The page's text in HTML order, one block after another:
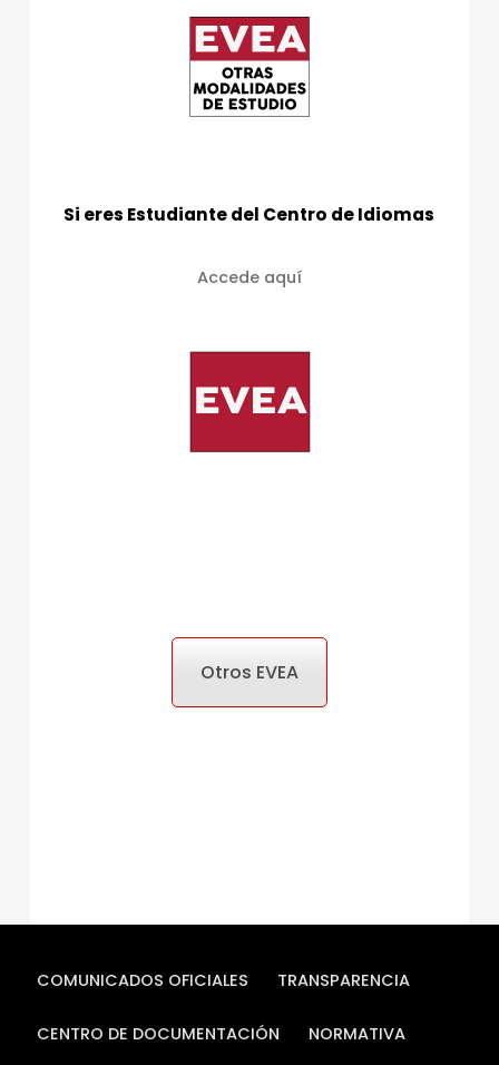
Si eres Estudiante del Centro de Idiomas
Accede aquí
Otros EVEA
COMUNICADOS OFICIALES TRANSPARENCIA
CENTRO DE DOCUMENTACIÓN NORMATIVA